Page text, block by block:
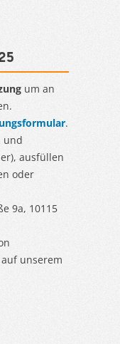
um an
.
und
ausfüllen
oder
9a, 10115
unserem